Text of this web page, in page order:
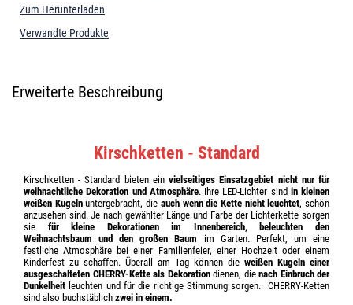
Zum Herunterladen
Verwandte Produkte
Erweiterte Beschreibung
Kirschketten - Standard
Kirschketten - Standard bieten einvielseitiges Einsatzgebiet nicht nur für
weihnachtliche Dekoration und Atmosphäre. Ihre LED-Lichter sind in kleinen
weißen Kugelnuntergebracht, die auch wenn die Kette nicht leuchtet, schön
anzusehen sind. Je nach gewählter Länge und Farbe der Lichterkette sorgen
sie für kleine Dekorationen im Innenbereich, beleuchten den
Weihnachtsbaum und den großen Baum im Garten. Perfekt, um eine
festliche Atmosphäre bei einer Familienfeier, einer Hochzeit oder einem
Kinderfest zu schaffen. Überall am Tag können die weißen Kugeln einer
ausgeschalteten CHERRY-Kette als Dekorationdienen, die nach Einbruch der
Dunkelheit leuchten und für die richtige Stimmung sorgen. CHERRY-Ketten
sind also buchstäblich zwei in einem.